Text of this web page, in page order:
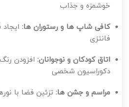
خوشمزه و جذاب
کافی شاپ ها و رستوران ها:
فانتزی
اتاق کودکان و نوجوانان: افزودن
دکوراسیون شخصی
مراسم و جشن ها: تزئین فضا با